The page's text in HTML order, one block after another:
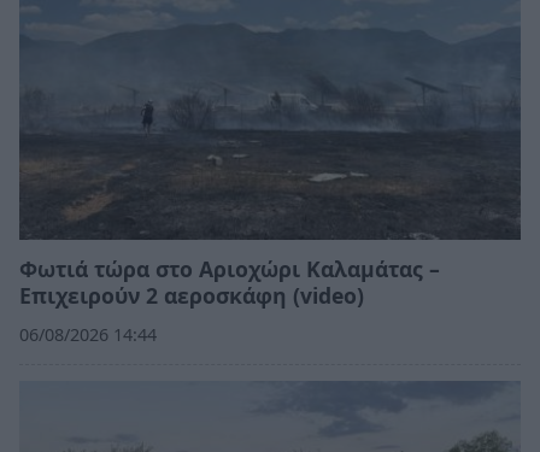
Φωτιά τώρα στο Αριοχώρι Καλαμάτας –
Επιχειρούν 2 αεροσκάφη (video)
06/08/2026 14:44